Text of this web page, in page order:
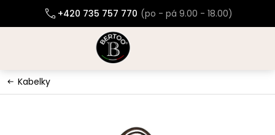
obsah
+420 735 757 770
Kabelky